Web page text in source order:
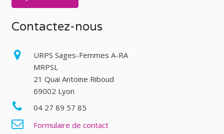
Contactez-nous
URPS Sages-Femmes A-RA
MRPSL
21 Quai Antoine Riboud
69002 Lyon
04 27 89 57 85
Formulaire de contact